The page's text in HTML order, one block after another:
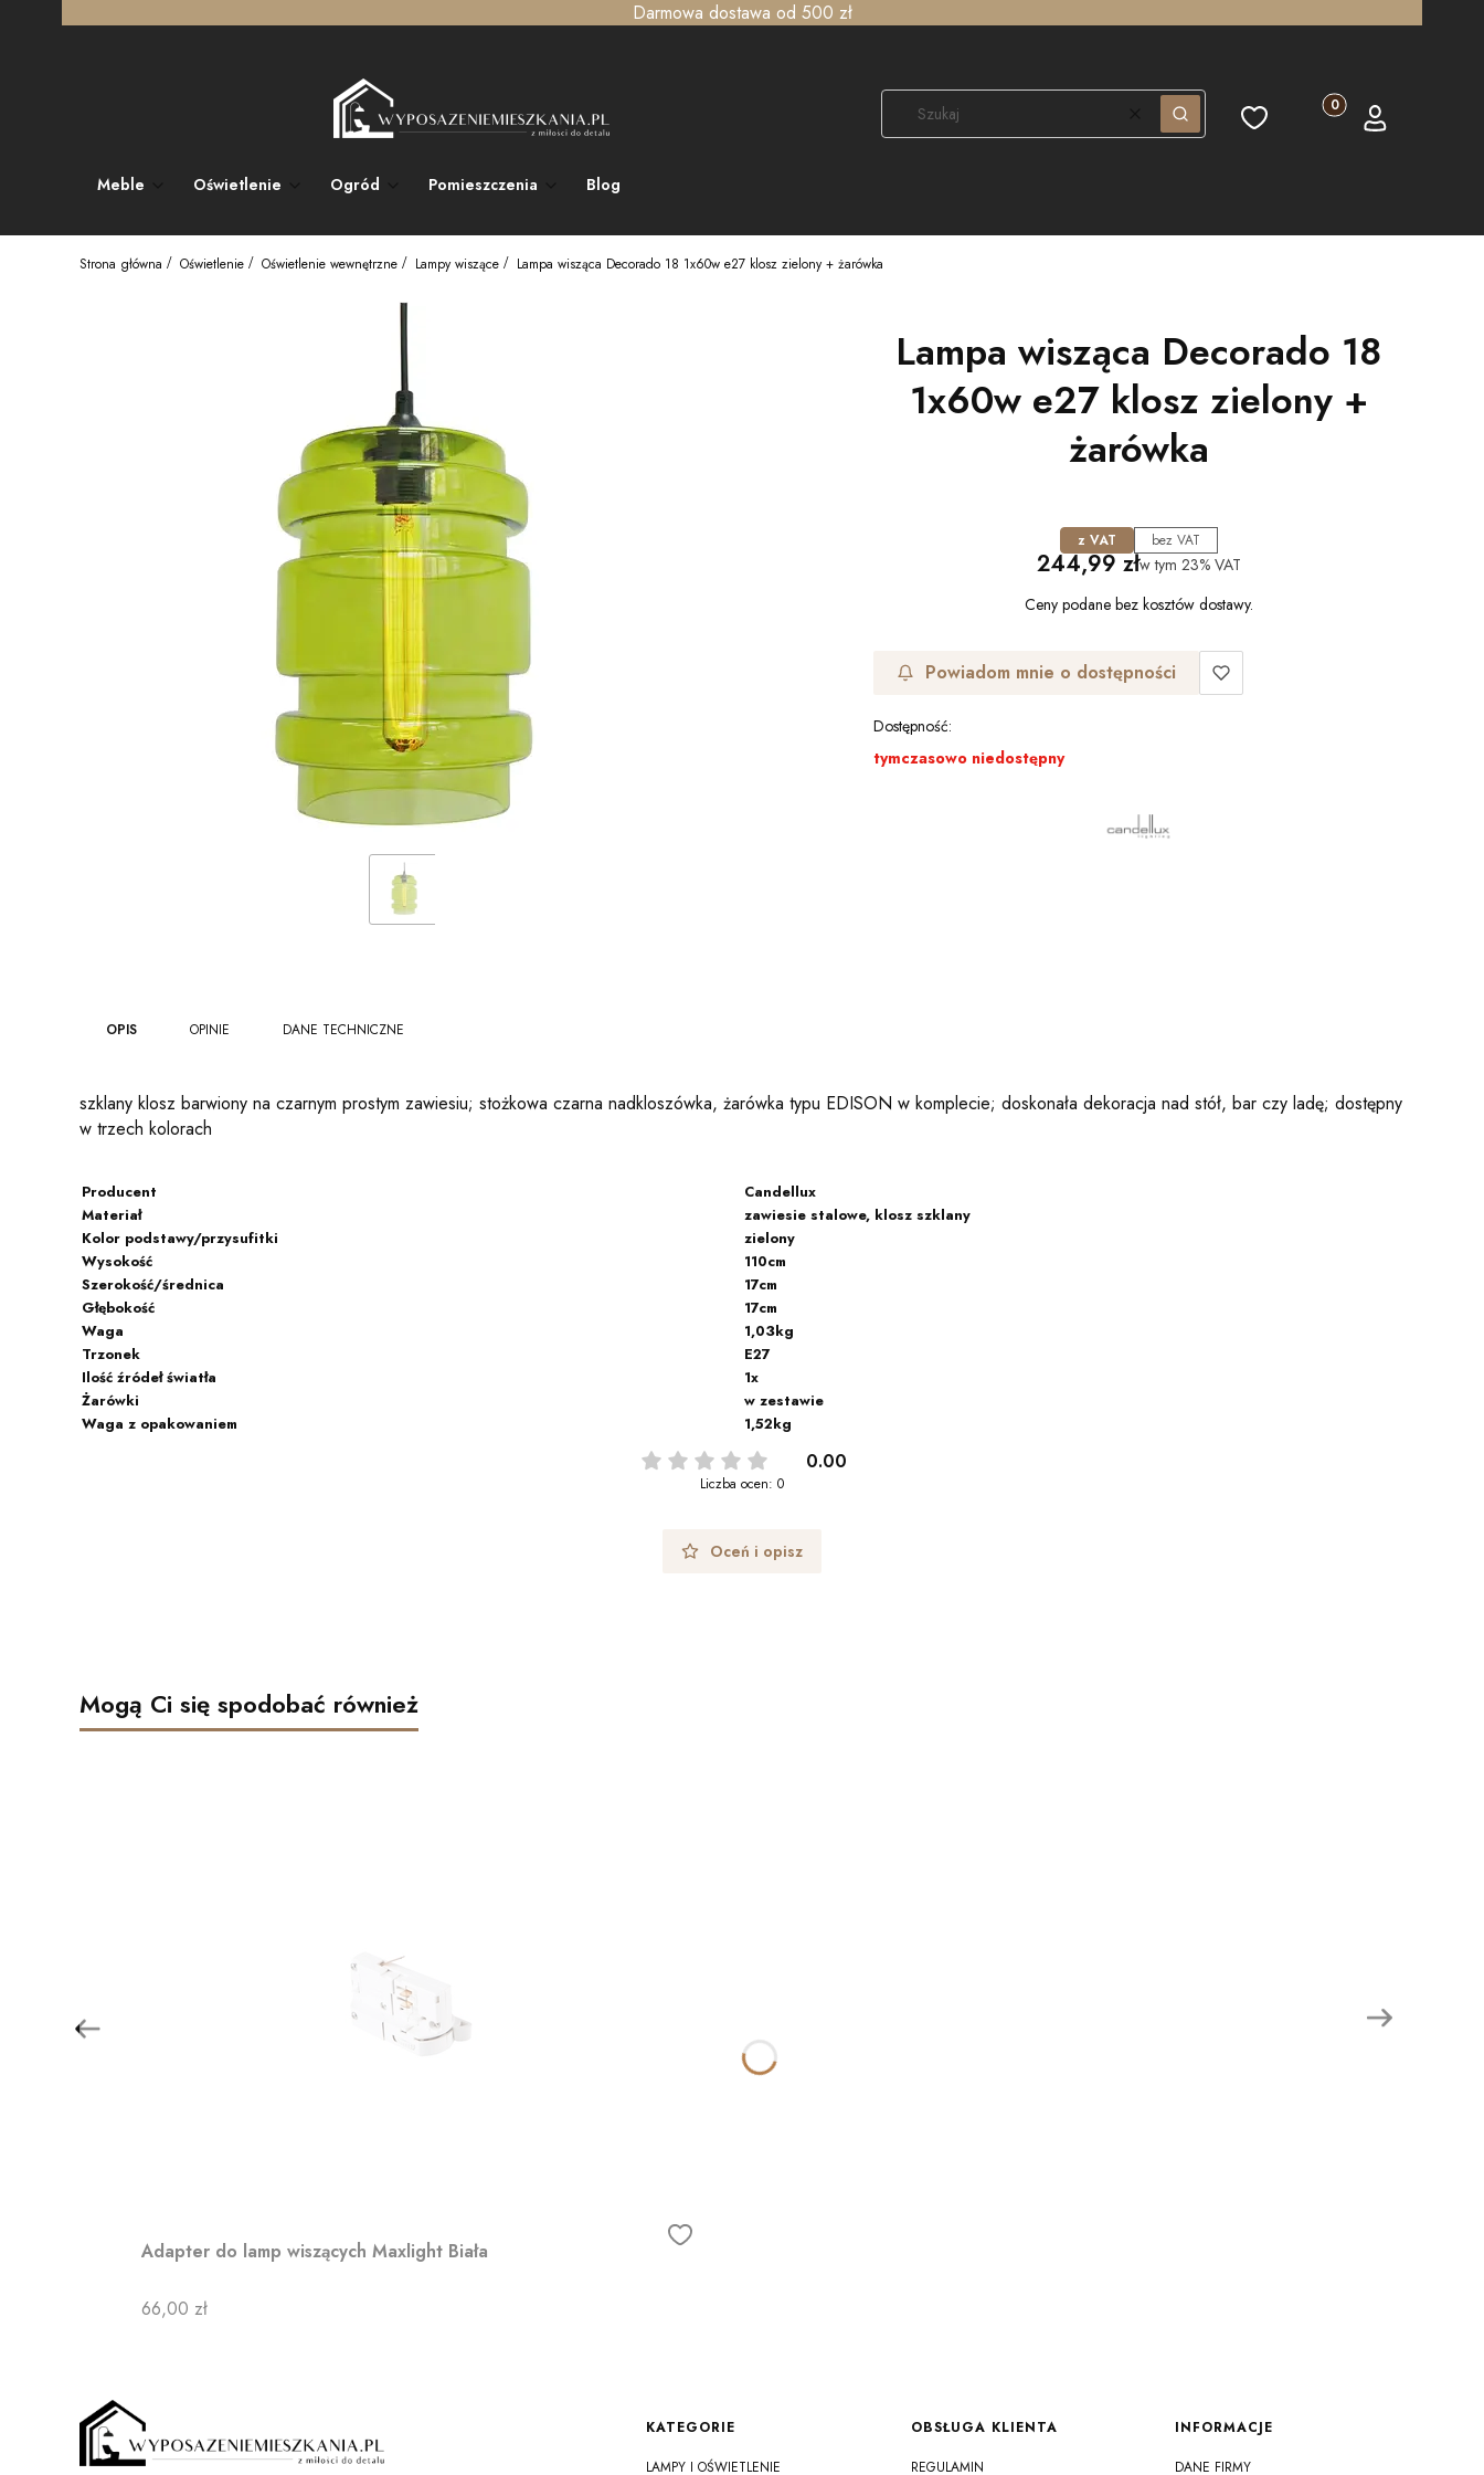
Darmowa dostawa od 500 zł
WyczyśćSzukaj Ulubione Produkty w koszyku:
Koszyk Zaloguj się
Meble Oświetlenie Ogród Pomieszczenia Blog
Strona główna Oświetlenie Oświetlenie wewnętrzne Lampy wiszące Lampa wisząca Decorado 18 1x60w e27 klosz zielony + żarówka
Lampa wisząca Decorado 18
1x60w e27 klosz zielony +
żarówka
z VAT bez VAT
Cena
244,99 złw tym 23% VAT
Ceny podane bez kosztów dostawy.
Powiadom mnie o dostępności
Dostępność:
tymczasowo niedostępny
OPIS OPINIE DANE TECHNICZNE
szklany klosz barwiony na czarnym prostym zawiesiu; stożkowa czarna nadkloszówka, żarówka typu EDISON w komplecie; doskonała dekoracja nad stół, bar czy ladę; dostępny
w trzech kolorach
Producent
Candellux
Materiał
zawiesie stalowe, klosz szklany
Kolor podstawy/przysufitki
zielony
Wysokość
110cm
Szerokość/średnica
17cm
Głębokość
17cm
Waga
1,03kg
Trzonek
E27
Ilość źródeł światła
1x
Żarówki
w zestawie
Waga z opakowaniem
1,52kg
0.00
Liczba ocen: 0
Oceń i opisz
Mogą Ci się spodobać również
Adapter do lamp wiszących Maxlight Biała
Cena
66,00 zł
Linki w stopce
KATEGORIE
LAMPY I OŚWIETLENIE
OBSŁUGA KLIENTA
REGULAMIN
INFORMACJE
DANE FIRMY